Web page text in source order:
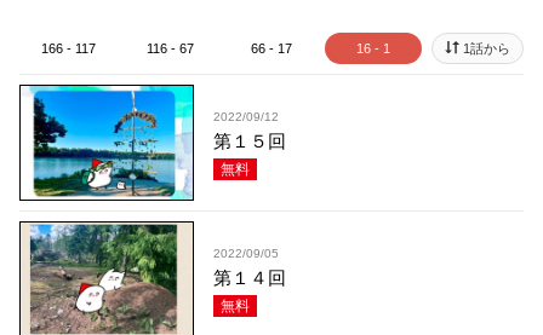
166 - 117 116 - 67 66 - 17 16 - 1 1話から
2022/09/12
第１５回
無料
2022/09/05
第１４回
無料